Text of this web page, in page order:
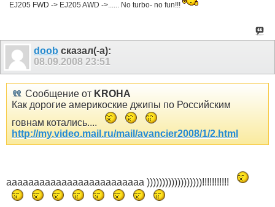
EJ205 FWD -> EJ205 AWD ->...... No turbo- no fun!!!
doob сказал(-а):
08.09.2008 23:51
Сообщение от KROHA
Как дорогие америкоские джипы по Российским
говнам котались....
http://my.video.mail.ru/mail/avancier2008/1/2.html
ааааааааааааааааааааааааа ))))))))))))))))))!!!!!!!!!!!